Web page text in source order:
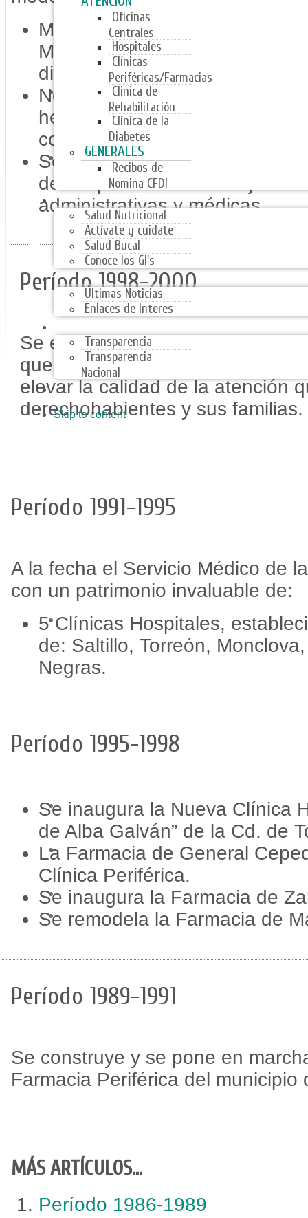
Oficinas
Centrales
Hospitales
Clínicas
Periféricas/Farmacias
Clinica de
Rehabilitación
Clinica de la
Diabetes
GENERALES
Recibos de
Nomina CFDI
PROGRAMAS
Salud Nutricional
Actívate y cuidate
Salud Bucal
Conoce los GI's
NOTICIAS
Últimas Noticias
Enlaces de Interes
Transparencia
Transparencia
Nacional
ARMONIZACIÓN CONTABLE
Skip to content
Modernización Continua para
Médico fortaleciendo una
dinamismo y eficacia en la
Normas y procedimientos
herramienta para los
como un patrimonio de la
Se establecieron metas e
desempeño de los
administrativas y médicas.
Período 1998-2000
Se entregó una Institución con
que le permitirá su crecimiento
elevar la calidad de la atención
derechohabientes y sus familias.
Período 1991-1995
A la fecha el Servicio Médico de
con un patrimonio invaluable de:
5 Clínicas Hospitales,
de: Saltillo, Torreón,
Negras.
Período 1995-1998
Se inaugura la Nueva Clínica
de Alba Galván” de la Cd. de
La Farmacia de General
Clínica Periférica.
Se inaugura la Farmacia de
Se remodela la Farmacia de
Período 1989-1991
Se construye y se pone en
Farmacia Periférica del municipio
MÁS ARTÍCULOS...
Período 1986-1989